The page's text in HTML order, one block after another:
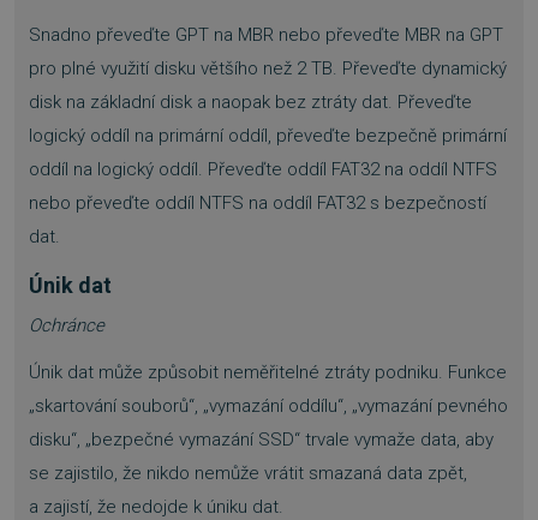
Snadno převeďte GPT na MBR nebo převeďte MBR na GPT
pro plné využití disku většího než 2 TB. Převeďte dynamický
disk na základní disk a naopak bez ztráty dat. Převeďte
logický oddíl na primární oddíl, převeďte bezpečně primární
oddíl na logický oddíl. Převeďte oddíl FAT32 na oddíl NTFS
nebo převeďte oddíl NTFS na oddíl FAT32 s bezpečností
dat.
Únik dat
Ochránce
Únik dat může způsobit neměřitelné ztráty podniku. Funkce
„skartování souborů“, „vymazání oddílu“, „vymazání pevného
disku“, „bezpečné vymazání SSD“ trvale vymaže data, aby
se zajistilo, že nikdo nemůže vrátit smazaná data zpět,
a zajistí, že nedojde k úniku dat.